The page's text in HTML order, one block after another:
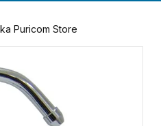
Puricom Store